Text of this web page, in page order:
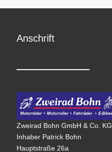
Anschrift
Zweirad Bohn GmbH & Co. KG
Inhaber Patrick Bohn
Hauptstraße 26a